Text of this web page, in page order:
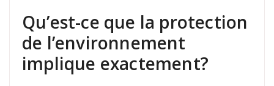
Qu’est-ce que la protection
de l’environnement
implique exactement?